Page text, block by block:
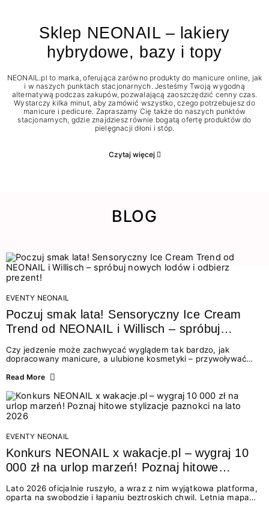
Sklep NEONAIL – lakiery
hybrydowe, bazy i topy
NEONAIL.pl to marka, oferująca zarówno produkty do manicure online, jak
i w naszych punktach stacjonarnych. Jesteśmy Twoją wygodną
alternatywą podczas zakupów, pozwalającą zaoszczędzić cenny czas.
Wystarczy kilka minut, aby zamówić wszystko, czego potrzebujesz do
manicure i pedicure. Zapraszamy Cię także do naszych punktów
stacjonarnych, gdzie znajdziesz równie bogatą ofertę produktów do
pielęgnacji dłoni i stóp.
Czytaj więcej
BLOG
EVENTY NEONAIL
Poczuj smak lata! Sensoryczny Ice Cream
Trend od NEONAIL i Willisch – spróbuj
nowych lodów i odbierz prezent!
Czy jedzenie może zachwycać wyglądem tak bardzo, jak
dopracowany manicure, a ulubione kosmetyki – przywoływać
świata beauty i oszałamiających deserów to coś więcej niż
zmysłami: przez soczysty kolor, aksamitną teksturę,
orzeźwiający zapach i słodki akcent na podniebieniu. Tego lata
NEONAIL łączy siły z marką Willisch, tworząc unikalny projekt
na styku jedzenia i piękna....
Read More
EVENTY NEONAIL
Konkurs NEONAIL x wakacje.pl – wygraj 10
000 zł na urlop marzeń! Poznaj hitowe
Lato 2026 oficjalnie ruszyło, a wraz z nim wyjątkowa platforma,
oparta na swobodzie i łapaniu beztroskich chwil. Letnia mapa